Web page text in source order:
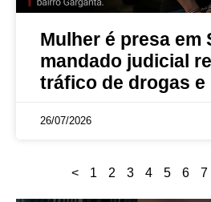
Mulher é presa em
mandado judicial
tráfico de drogas e
26/07/2026
< 1 2 3 4 5 6 7